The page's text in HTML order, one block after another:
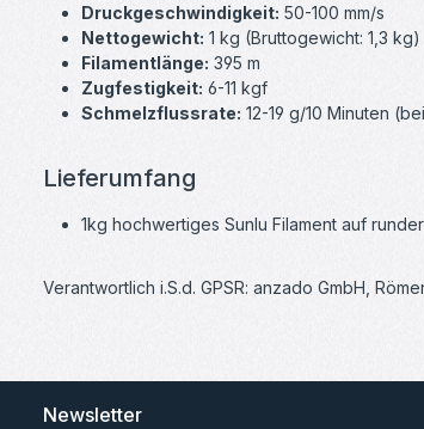
Druckgeschwindigkeit: 50-100 mm/s
Nettogewicht: 1 kg (Bruttogewicht: 1,3 kg)
Filamentlänge: 395 m
Zugfestigkeit: 6-11 kgf
Schmelzflussrate: 12-19 g/10 Minuten
Lieferumfang
1kg hochwertiges Sunlu Filament auf
Verantwortlich i.S.d. GPSR: anzado GmbH,
Newsletter